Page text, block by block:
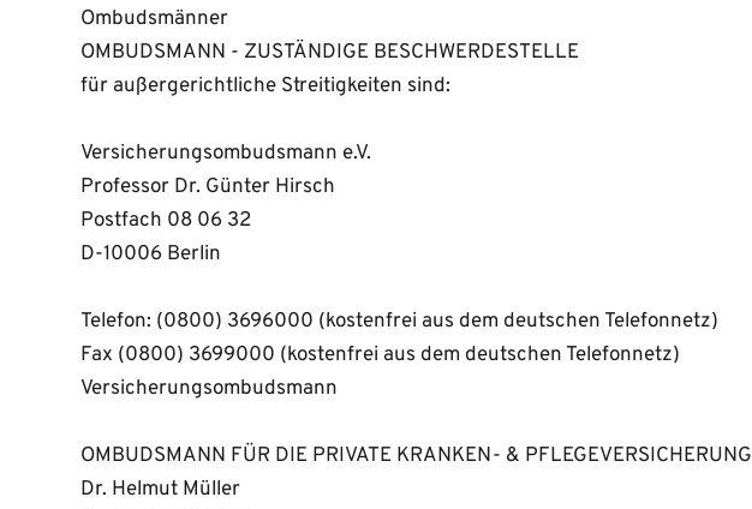
Ombudsmänner
OMBUDSMANN - ZUSTÄNDIGE BESCHWERDESTELLE
für außergerichtliche Streitigkeiten sind:
Versicherungsombudsmann e.V.
Professor Dr. Günter Hirsch
Postfach 08 06 32
D-10006 Berlin
Telefon: (0800) 3696000 (kostenfrei aus dem deutschen Telefonnetz)
Fax (0800) 3699000 (kostenfrei aus dem deutschen Telefonnetz)
Versicherungsombudsmann
OMBUDSMANN FÜR DIE PRIVATE KRANKEN- & PFLEGEVERSICHERUNG
Dr. Helmut Müller